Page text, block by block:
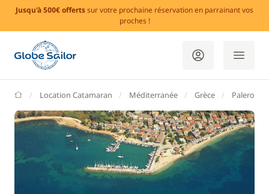
Jusqu'à 500€ offertssur votre prochaine réservation en parrainant vos
proches !
GlobeSailor
Location Catamaran Méditerranée Grèce Paleros